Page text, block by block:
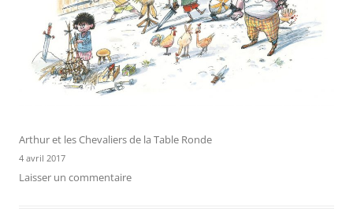
Arthur et les Chevaliers de la Table Ronde
4 avril 2017
Laisser un commentaire